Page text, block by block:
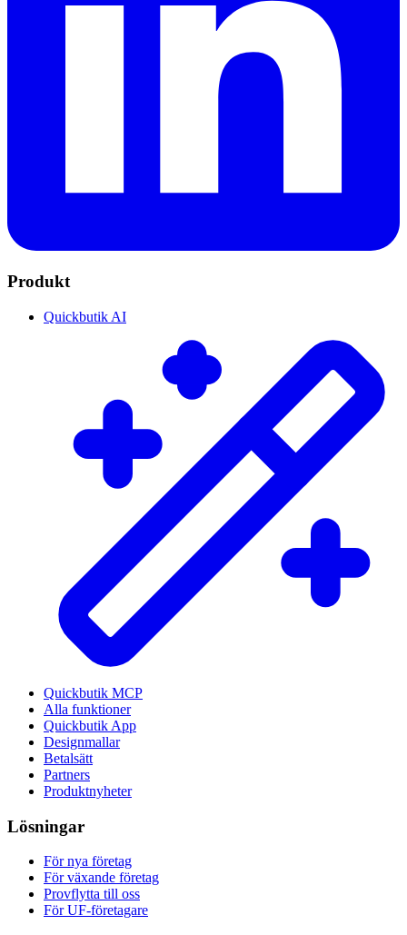
Produkt
Quickbutik AI
Quickbutik MCP
Alla funktioner
Quickbutik App
Designmallar
Betalsätt
Partners
Produktnyheter
Lösningar
För nya företag
För växande företag
Provflytta till oss
För UF-företagare